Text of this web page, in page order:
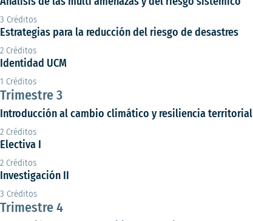
3 Créditos
Estrategias para la reducción del riesgo de desastres
2 Créditos
Identidad UCM
1 Créditos
Trimestre 3
Introducción al cambio climático y resiliencia territorial
2 Créditos
Electiva I
2 Créditos
Investigación II
3 Créditos
Trimestre 4